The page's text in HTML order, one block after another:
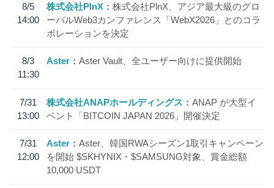
8/5
14:00
株式会社PlnX
株式会社PlnX、アジア最大級のグロ
ーバルWeb3カンファレンス「WebX2026」とのコラ
ボレーションを決定
8/3
11:30
Aster Aster Vault、全ユーザー向けに提供開始
7/31
13:00
株式会社ANAPホールディングス
ANAP が大型イ
ベント「BITCOIN JAPAN 2026」開催決定
7/31
12:00
Aster
Aster、韓国RWAシーズン1取引キャンペーン
を開始 $SKHYNIX・$SAMSUNG対象、賞金総額
10,000 USDT